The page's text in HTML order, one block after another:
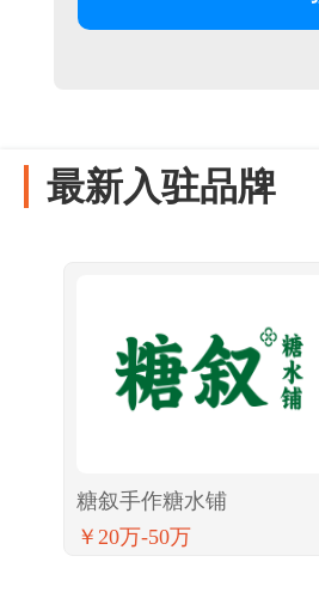
最新入驻品牌
糖叙手作糖水铺
￥20万-50万